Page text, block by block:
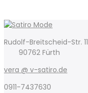
Rudolf-Breitscheid-Str. 11
90762 Fürth
vera @ v-satiro.de
0911-7437630